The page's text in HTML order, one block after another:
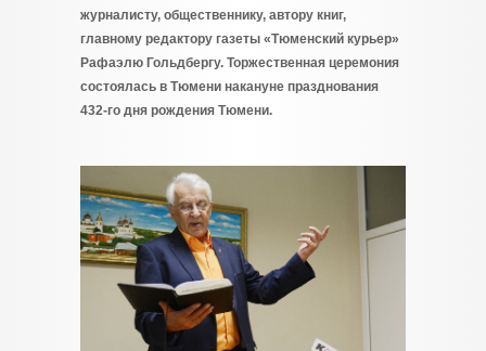
журналисту, общественнику, автору книг,
главному редактору газеты «Тюменский курьер»
Рафаэлю Гольдбергу. Торжественная церемония
состоялась в Тюмени накануне празднования
432-го дня рождения Тюмени.